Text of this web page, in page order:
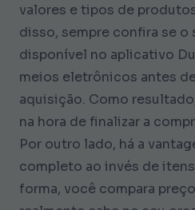
valores e tipos de
disso, sempre confira se
disponível no aplicativo
meios eletrônicos antes
aquisição. Como
na hora de finalizar a
Por outro lado, há a
completo ao invés de
forma, você compara